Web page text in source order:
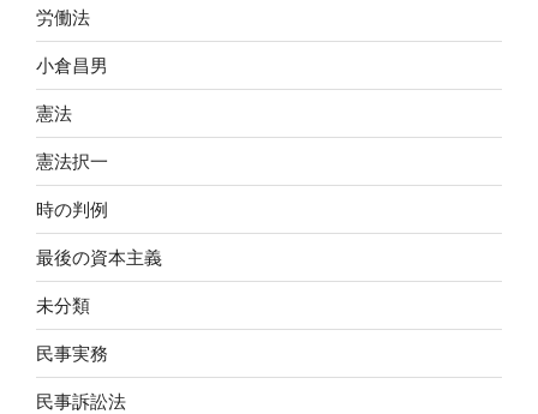
労働法
小倉昌男
憲法
憲法択一
時の判例
最後の資本主義
未分類
民事実務
民事訴訟法